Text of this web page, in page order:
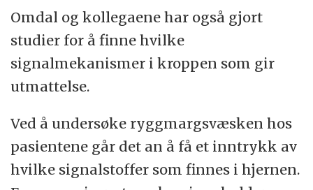
Omdal og kollegaene har også gjort
studier for å finne hvilke
signalmekanismer i kroppen som gir
utmattelse.
Ved å undersøke ryggmargsvæsken hos
pasientene går det an å få et inntrykk av
hvilke signalstoffer som finnes i hjernen.